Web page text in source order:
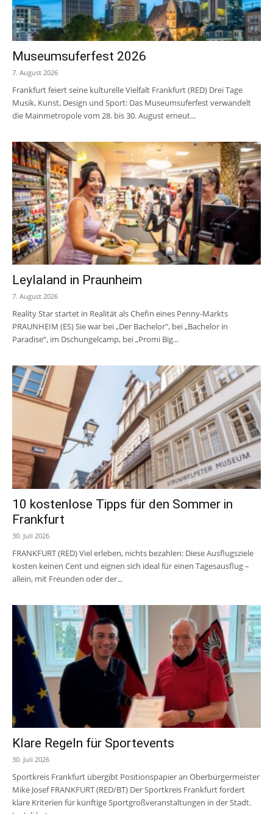
Museumsuferfest 2026
7. August 2026
Frankfurt feiert seine kulturelle Vielfalt Frankfurt (RED) Drei Tage
Musik, Kunst, Design und Sport: Das Museumsuferfest verwandelt
die Mainmetropole vom 28. bis 30. August erneut...
Leylaland in Praunheim
7. August 2026
Reality Star startet in Realität als Chefin eines Penny-Markts
PRAUNHEIM (ES) Sie war bei „Der Bachelor", bei „Bachelor in
Paradise“, im Dschungelcamp, bei „Promi Big...
10 kostenlose Tipps für den Sommer in
Frankfurt
30. Juli 2026
FRANKFURT (RED) Viel erleben, nichts bezahlen: Diese Ausflugsziele
kosten keinen Cent und eignen sich ideal für einen Tagesausflug –
allein, mit Freunden oder der...
Klare Regeln für Sportevents
30. Juli 2026
Sportkreis Frankfurt übergibt Positionspapier an Oberbürgermeister
Mike Josef FRANKFURT (RED/BT) Der Sportkreis Frankfurt fordert
klare Kriterien für künftige Sportgroßveranstaltungen in der Stadt.